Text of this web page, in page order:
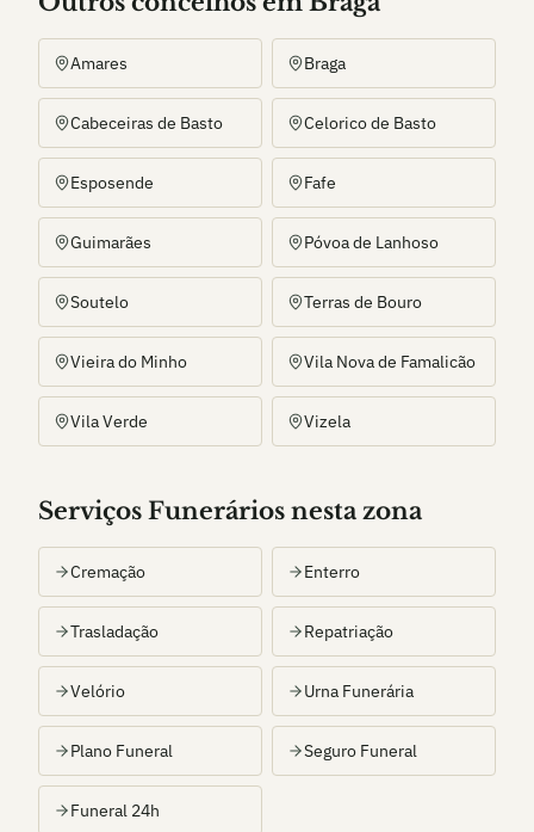
Amares Braga
Cabeceiras de Basto Celorico de Basto
Esposende Fafe
Guimarães Póvoa de Lanhoso
Soutelo Terras de Bouro
Vieira do Minho Vila Nova de Famalicão
Vila Verde Vizela
Serviços Funerários nesta zona
Cremação Enterro
Trasladação Repatriação
Velório Urna Funerária
Plano Funeral Seguro Funeral
Funeral 24h